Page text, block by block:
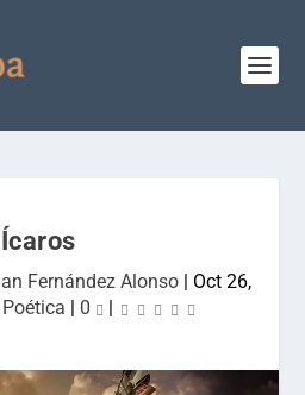
Ícaros
Fernández Alonso| Oct 26,
Poética | 0 |